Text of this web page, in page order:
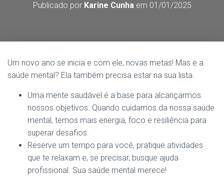
Publicado por Karine Cunhaem 01/01/2025
Um novo ano se inicia e com ele, novas metas! Mas e a
saúde mental? Ela também precisa estar na sua lista.
Uma mente saudável é a base para alcançarmos
nossos objetivos. Quando cuidamos da nossa saúde
mental, temos mais energia, foco e resiliência para
superar desafios.
Reserve um tempo para você, pratique atividades
que te relaxam e, se precisar, busque ajuda
profissional. Sua saúde mental merece!